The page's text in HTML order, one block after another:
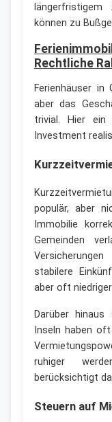
längerfristigem
können zu
Rechtliche
Ferienhäuser
aber das
trivial. Hier ein
Investment
populär, aber
Immobilie
Gemeinden
stabilere
aber oft
Darüber
Inseln haben
ruhiger
berücksichtigt
Steuern auf